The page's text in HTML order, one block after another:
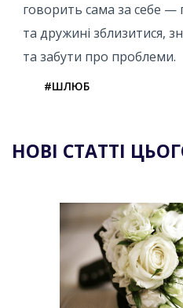
говорить сама за себе —
та дружині зблизитися,
та забути про проблеми.
#ШЛЮБ
НОВІ СТАТТІ